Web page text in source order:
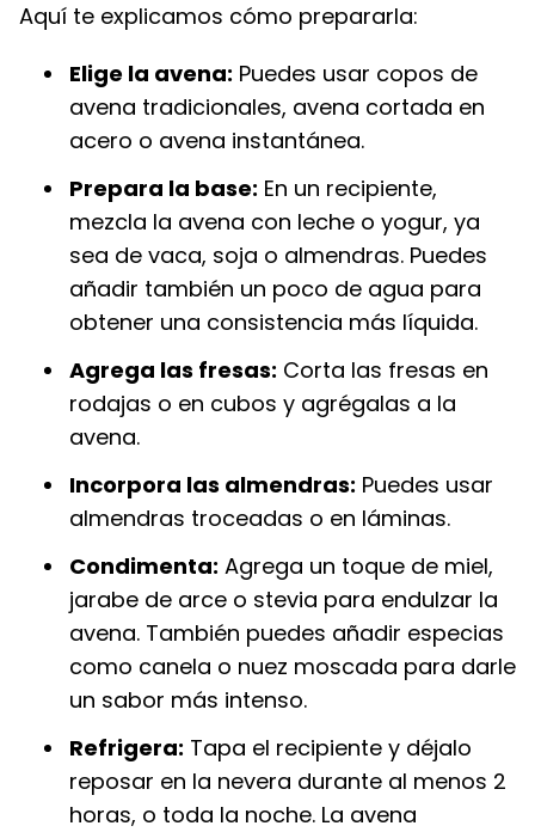
Aquí te explicamos cómo prepararla:
Elige la avena: Puedes usar copos de
avena tradicionales, avena cortada en
acero o avena instantánea.
Prepara la base: En un recipiente,
mezcla la avena con leche o yogur, ya
sea de vaca, soja o almendras. Puedes
añadir también un poco de agua para
obtener una consistencia más líquida.
Agrega las fresas: Corta las fresas en
rodajas o en cubos y agrégalas a la
avena.
Incorpora las almendras: Puedes usar
almendras troceadas o en láminas.
Condimenta: Agrega un toque de miel,
jarabe de arce o stevia para endulzar la
avena. También puedes añadir especias
como canela o nuez moscada para darle
un sabor más intenso.
Refrigera: Tapa el recipiente y déjalo
reposar en la nevera durante al menos 2
horas, o toda la noche. La avena